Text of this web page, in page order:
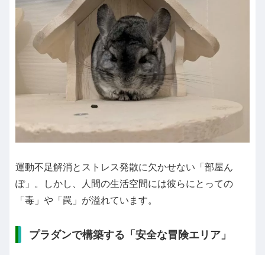
運動不足解消とストレス発散に欠かせない「部屋ん
ぽ」。しかし、人間の生活空間には彼らにとっての
「毒」や「罠」が溢れています。
プラダンで構築する「安全な冒険エリア」